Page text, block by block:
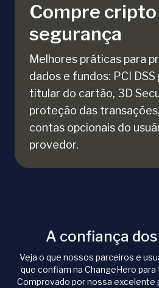
Compre cripto
segurança
Melhores práticas para
dados e fundos: PCI
titular do cartão, 3D
proteção das
contas opcionais do
provedor.
A confiança
Veja o que nossos parceiros e
que confiam na ChangeHero
Comprovado por nossa excelente